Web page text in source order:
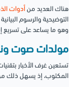
هناك العديد من أدوات
التوضيحية والرسوم
وهو ما يساعد على تسريع
مولدات صوت
المكتوب، إذ يسهل ذلك